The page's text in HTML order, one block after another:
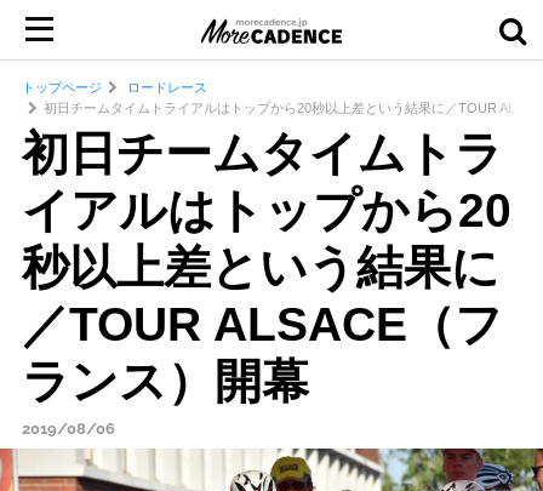
トップページ
ロードレース
初日チームタイムトライアルはトップから20秒以上差という結果に／TOUR
初日チームタイムトラ
イアルはトップから20
秒以上差という結果に
／TOUR ALSACE（フ
ランス）開幕
2019/08/06